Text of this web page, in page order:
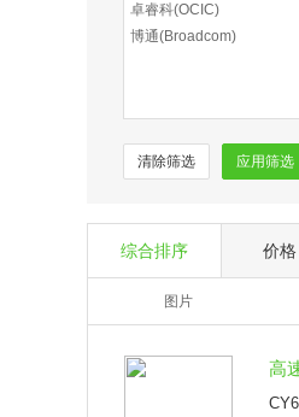
卓睿科(OCIC)
博通(Broadcom)
清除筛选 应用筛选
综合排序 价格
图片
高